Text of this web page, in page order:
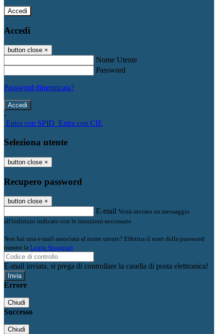
Accedi
Accedi
button close ×
Nome Utente
Password
Password dimenticata?
-
Entra con SPID Entra con CIE
Seleziona utente
button close ×
Recupero password
button close ×
E-mail Verrà inviato un messaggio
all'indirizzo indicato con le istruzioni necessarie.
Non hai una e-mail associata al nome utente? Effettua il reset della password
tramite la Login Spaggiari
E-mail inviata, si prega di controllare la casella di posta elettronica!
Errore
Chiudi
Successo
Chiudi